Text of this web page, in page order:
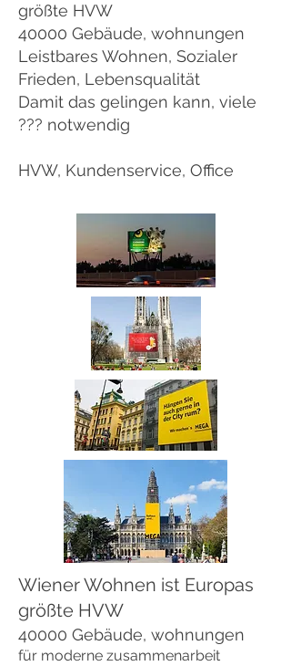
größte HVW
40000 Gebäude, wohnungen
Leistbares Wohnen, Sozialer
Frieden, Lebensqualität
Damit das gelingen kann, viele
??? notwendig
HVW, Kundenservice, Office
Wiener Wohnen ist Europas
größte HVW
40000 Gebäude, wohnungen
für moderne zusammenarbeit